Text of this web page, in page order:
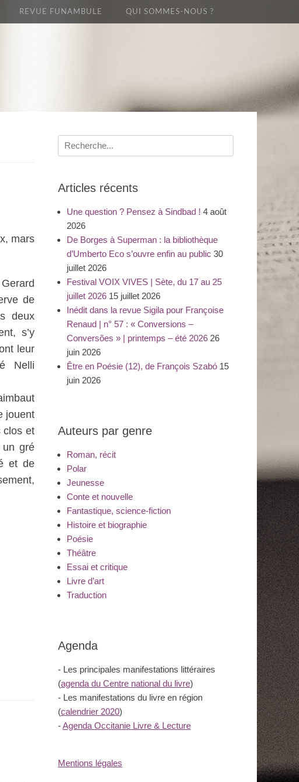
REVUE FUNAMBULE QUI SOMMES-NOUS ?
mars
de
deux
s’y
leur
Nelli
jouent
clos et
un gré
et de
Recherche
pour
Articles récents
Une question ? Pensez à Sindbad ! 4 août
2026
De Borges à Superman : la bibliothèque
d’Umberto Eco s’ouvre enfin au public 30
juillet 2026
Festival VOIX VIVES | Sète, du 17 au 25
juillet 2026 15 juillet 2026
Inédit dans la revue Sigila pour Françoise
Renaud | n° 57 : « Conversions –
Conversões » | printemps – été 2026 26
juin 2026
Être en Poésie (12), de François Szabó 15
juin 2026
Auteurs par genre
Roman, récit
Polar
Jeunesse
Conte et nouvelle
Fantastique, science-fiction
Histoire et biographie
Poésie
Théâtre
Essai et critique
Livre d’art
Traduction
Agenda
- Les principales manifestations littéraires
(agenda du Centre national du livre)
- Les manifestations du livre en région
(calendrier 2020)
-Agenda Occitanie Livre & Lecture
Mentions légales